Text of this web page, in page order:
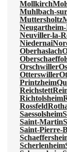
Mollkirch
Muhlbach-
Muttersholtz
Neuviller-la-
Niedernai
Oberhaslach
Orschwiller
Otterswiller
Printzheim
Reichstett
Richtolsheim
Rossfeld
Saessolsheim
Saint-Martin
Saint-Pierre-
Scherlenheim